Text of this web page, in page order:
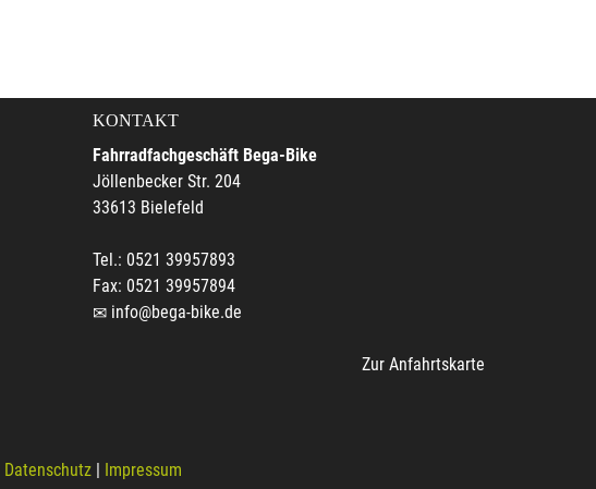
KONTAKT
Fahrradfachgeschäft Bega-Bike
Jöllenbecker Str. 204
33613 Bielefeld
Tel.: 0521 39957893
Fax: 0521 39957894
info@bega-bike.de
Zur Anfahrtskarte
Datenschutz| Impressum